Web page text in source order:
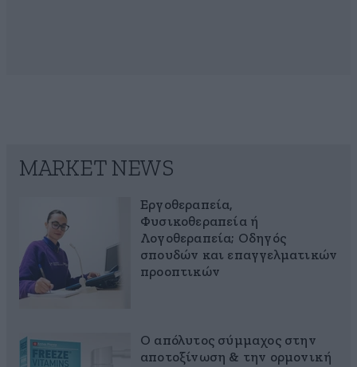
MARKET NEWS
Εργοθεραπεία,
Φυσικοθεραπεία ή
Λογοθεραπεία; Οδηγός
σπουδών και επαγγελματικών
προοπτικών
Ο απόλυτος σύμμαχος στην
αποτοξίνωση & την ορμονική